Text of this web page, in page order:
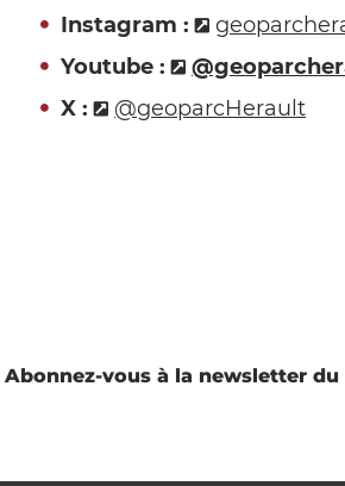
Instagram :
Youtube :
X :
@geoparcHerault
Abonnez-vous à la newsletter du